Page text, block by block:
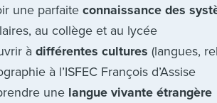
une parfaiteconnaissance des
au collège et au lycée
àdifférentes cultures (langues,
à l’ISFEC François d’Assise
une langue vivante étrangère